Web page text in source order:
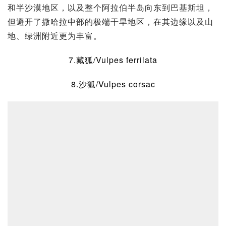
和半沙漠地区，以及整个阿拉伯半岛向东到巴基斯坦 ，
但避开了撒哈拉中部的极端干旱地区，在其边缘以及山
地、绿洲附近更为丰富。
7.藏狐/Vulpes ferrilata
8.沙狐/Vulpes corsac